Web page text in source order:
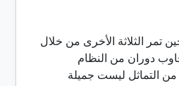
تمر الثلاثة الأخرى من خلال
دوران من النظام
هذه الدرجة العالية من التماثل ليست جميلة